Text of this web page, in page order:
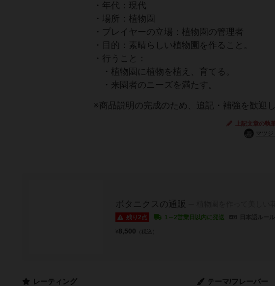
・年代：現代
・場所：植物園
・プレイヤーの立場：植物園の管理者
・目的：素晴らしい植物園を作ること。
・行うこと：
・植物園に植物を植え、育てる。
・来園者のニーズを満たす。
※商品説明の完成のため、追記・補強を歓迎し
上記文章の執
マツ
ボタニクスの通販
残り2点 1～2営業日以内に発送
¥8,500 （税込）
テーマ/フレーバー
レーティング